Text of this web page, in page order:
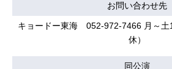
お問い合わせ先
キョードー東海 052-972-7466 月～土
休）
同公演